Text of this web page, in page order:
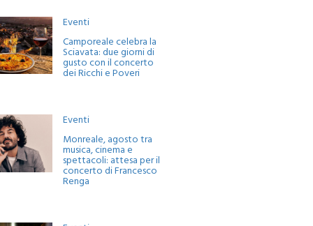
Eventi
Camporeale celebra la
Sciavata: due giorni di
gusto con il concerto
dei Ricchi e Poveri
Eventi
Monreale, agosto tra
musica, cinema e
spettacoli: attesa per il
concerto di Francesco
Renga